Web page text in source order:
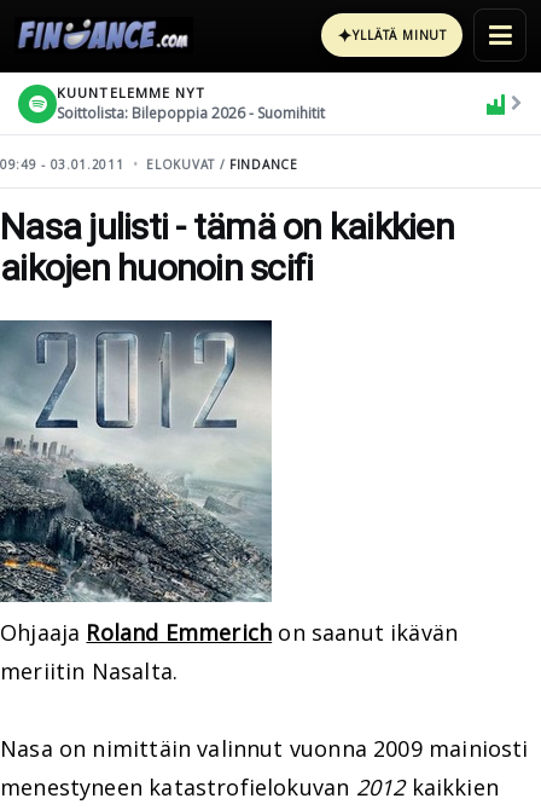
✦YLLÄTÄ MINUT
KUUNTELEMME NYT
Soittolista: Bilepoppia 2026 - Suomihitit
09:49 - 03.01.2011 ELOKUVAT / FINDANCE
Nasa julisti - tämä on kaikkien
aikojen huonoin scifi
Ohjaaja Roland Emmerich on saanut ikävän
meriitin Nasalta.
Nasa on nimittäin valinnut vuonna 2009 mainiosti
menestyneen katastrofielokuvan 2012kaikkien